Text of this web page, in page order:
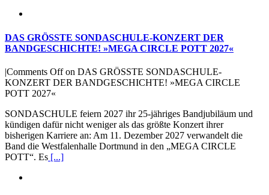
DAS GRÖSSTE SONDASCHULE-KONZERT DER
BANDGESCHICHTE! »MEGA CIRCLE POTT 2027«
|Comments Offon DAS GRÖSSTE SONDASCHULE-
KONZERT DER BANDGESCHICHTE! »MEGA CIRCLE
POTT 2027«
SONDASCHULE feiern 2027 ihr 25-jähriges Bandjubiläum und
kündigen dafür nicht weniger als das größte Konzert ihrer
bisherigen Karriere an: Am 11. Dezember 2027 verwandelt die
Band die Westfalenhalle Dortmund in den „MEGA CIRCLE
POTT“. Es [...]